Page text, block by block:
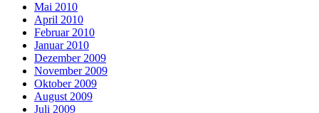
Mai 2010
April 2010
Februar 2010
Januar 2010
Dezember 2009
November 2009
Oktober 2009
August 2009
Juli 2009